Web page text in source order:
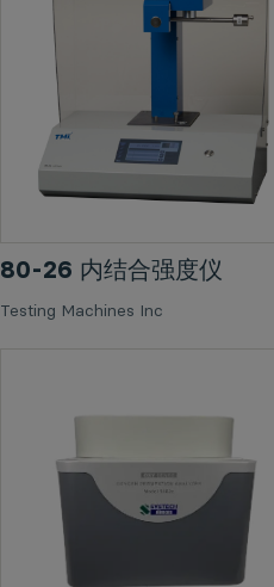
80-26 内结合强度仪
Testing Machines Inc